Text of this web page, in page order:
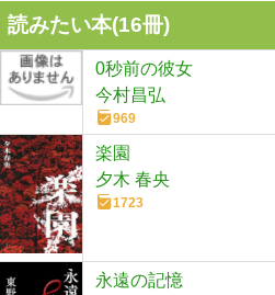
読みたい本(16冊)
0秒前の彼女
今村昌弘
969
楽園
夕木 春央
1723
永遠の記憶